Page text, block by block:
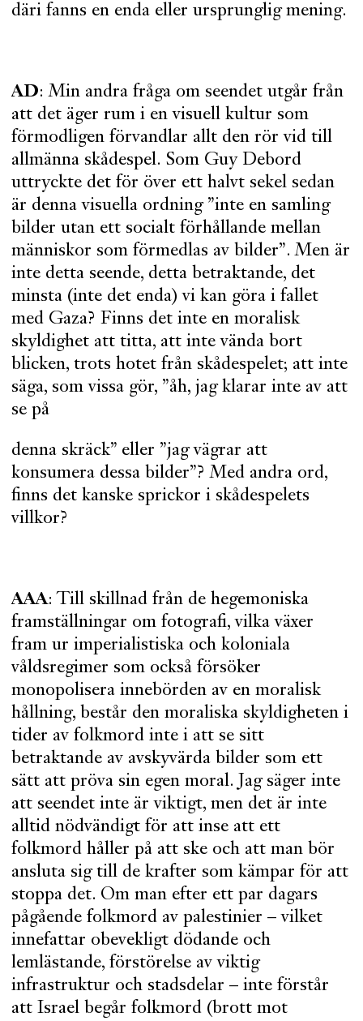
däri fanns en enda eller ursprunglig mening.
AD: Min andra fråga om seendet utgår från
att det äger rum i en visuell kultur som
förmodligen förvandlar allt den rör vid till
allmänna skådespel. Som Guy Debord
uttryckte det för över ett halvt sekel sedan
är denna visuella ordning ”inte en samling
bilder utan ett socialt förhållande mellan
människor som förmedlas av bilder”. Men är
inte detta seende, detta betraktande, det
minsta (inte det enda) vi kan göra i fallet
med Gaza? Finns det inte en moralisk
skyldighet att titta, att inte vända bort
blicken, trots hotet från skådespelet; att inte
säga, som vissa gör, ”åh, jag klarar inte av att
se på
denna skräck” eller ”jag vägrar att
konsumera dessa bilder”? Med andra ord,
finns det kanske sprickor i skådespelets
villkor?
AAA: Till skillnad från de hegemoniska
framställningar om fotografi, vilka växer
fram ur imperialistiska och koloniala
våldsregimer som också försöker
monopolisera innebörden av en moralisk
hållning, består den moraliska skyldigheten i
tider av folkmord inte i att se sitt
betraktande av avskyvärda bilder som ett
sätt att pröva sin egen moral. Jag säger inte
att seendet inte är viktigt, men det är inte
alltid nödvändigt för att inse att ett
folkmord håller på att ske och att man bör
ansluta sig till de krafter som kämpar för att
stoppa det. Om man efter ett par dagars
pågående folkmord av palestinier – vilket
innefattar obevekligt dödande och
lemlästande, förstörelse av viktig
infrastruktur och stadsdelar – inte förstår
att Israel begår folkmord (brott mot